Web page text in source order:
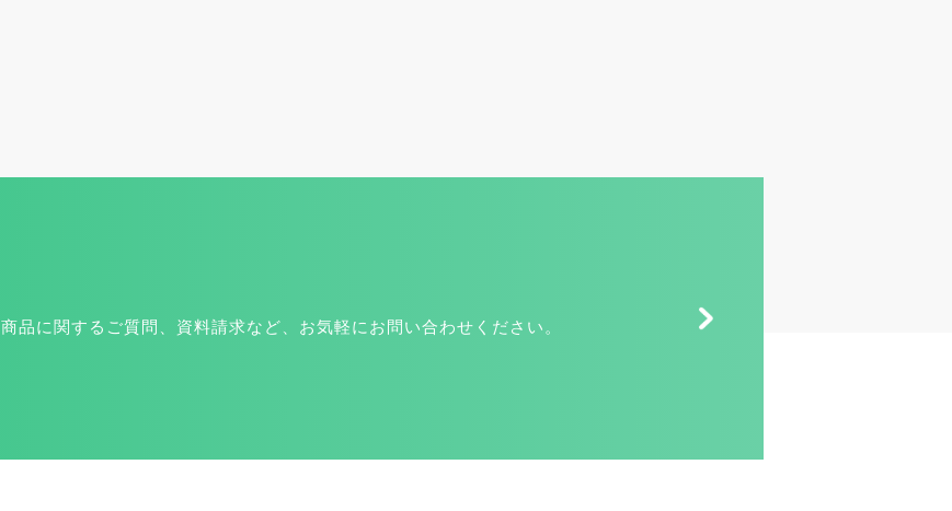
商品に関するご質問、資料請求など、お気軽にお問い合わせください。